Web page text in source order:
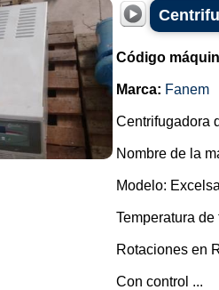
Código
Marca: Fanem
Centrifugadora
Nombre de la
Modelo:
Temperatura de
Rotaciones en
Con control ...